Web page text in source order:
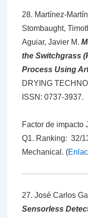
28. Martínez-
Stombaught,
Aguiar, Javier M.
the Switchgrass
Process Using
DRYING
ISSN: 0737-3937.
Factor de impacto
Q1. Ranking: 32/
Mechanical. (
27. José Carlos
Sensorless